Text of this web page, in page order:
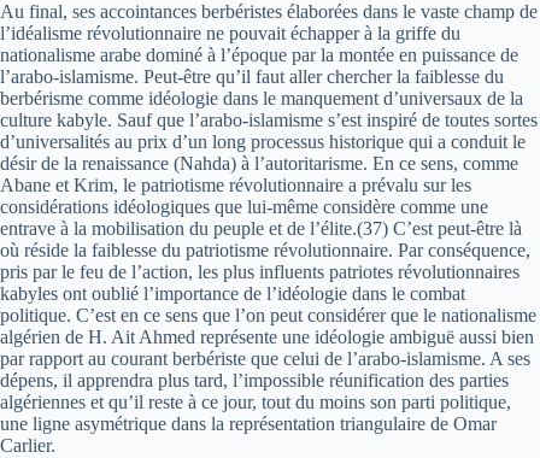
Au final, ses accointances berbéristes élaborées dans le vaste champ de
l’idéalisme révolutionnaire ne pouvait échapper à la griffe du
nationalisme arabe dominé à l’époque par la montée en puissance de
l’arabo-islamisme. Peut-être qu’il faut aller chercher la faiblesse du
berbérisme comme idéologie dans le manquement d’universaux de la
culture kabyle. Sauf que l’arabo-islamisme s’est inspiré de toutes sortes
d’universalités au prix d’un long processus historique qui a conduit le
désir de la renaissance (Nahda) à l’autoritarisme. En ce sens, comme
Abane et Krim, le patriotisme révolutionnaire a prévalu sur les
considérations idéologiques que lui-même considère comme une
entrave à la mobilisation du peuple et de l’élite.(37) C’est peut-être là
où réside la faiblesse du patriotisme révolutionnaire. Par conséquence,
pris par le feu de l’action, les plus influents patriotes révolutionnaires
kabyles ont oublié l’importance de l’idéologie dans le combat
politique. C’est en ce sens que l’on peut considérer que le nationalisme
algérien de H. Ait Ahmed représente une idéologie ambiguë aussi bien
par rapport au courant berbériste que celui de l’arabo-islamisme. A ses
dépens, il apprendra plus tard, l’impossible réunification des parties
algériennes et qu’il reste à ce jour, tout du moins son parti politique,
une ligne asymétrique dans la représentation triangulaire de Omar
Carlier.